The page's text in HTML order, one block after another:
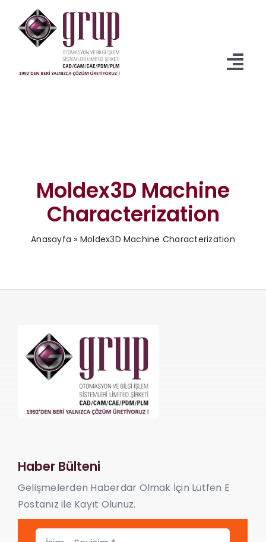
İndirmeler
Moldex3D Machine
Characterization
Anasayfa » Moldex3D Machine Characterization
Haber Bülteni
Gelişmelerden Haberdar Olmak İçin Lütfen E
Postanız ile Kayıt Olunuz.